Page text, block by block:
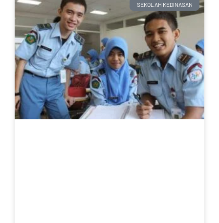
SEKOLAH KEDINASAN